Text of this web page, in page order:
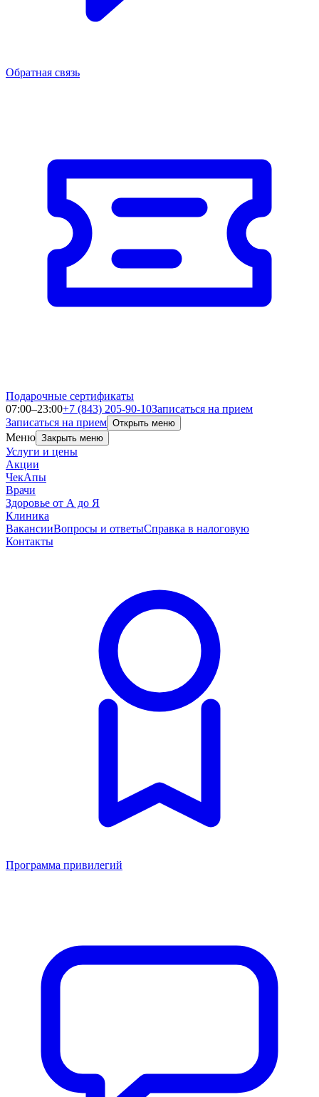
Обратная связь
Подарочные сертификаты
07:00–23:00+7 (843) 205-90-10Записаться на прием
Записаться на прием Открыть меню
Меню Закрыть меню
Услуги и цены
Акции
ЧекАпы
Врачи
Здоровье от А до Я
Клиника
ВакансииВопросы и ответыСправка в налоговую
Контакты
Программа привилегий